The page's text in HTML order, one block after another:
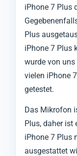
iPhone 7 Plus
Plus
iPhone 7 Plus
wurde von
vielen iPhone
getestet.
Das Mikrofon
Plus, daher ist
iPhone 7 Plus
ausgestattet